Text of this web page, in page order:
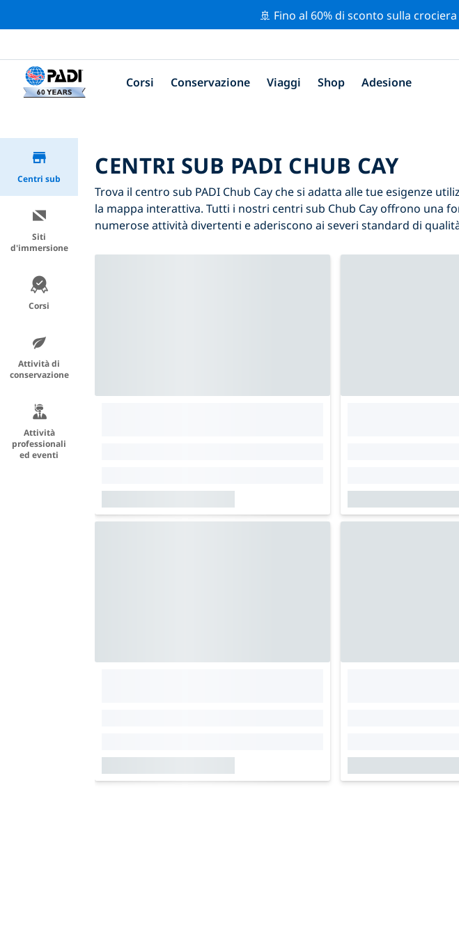
🚢 Fino al 60% di sconto sulla
Corsi Conservazione Viaggi Shop Adesione
Centri sub
Siti
d'immersione
Corsi
Attività di
conservazione
Attività
professionali
ed eventi
CENTRI SUB PADI CHUB CAY
Trova il centro sub PADI Chub Cay che si adatta alle tue esigenze
la mappa interattiva. Tutti i nostri centri sub Chub Cay offrono una
numerose attività divertenti e aderiscono ai severi standard di